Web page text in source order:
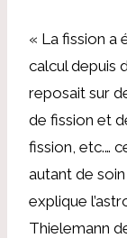
« La fission a
calcul depuis
reposait sur
de fission et
fission, etc.…
autant de
explique
Thielemann